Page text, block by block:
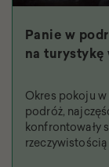
Panie w
na turystykę
Okres pokoju
podróż,
konfrontowały